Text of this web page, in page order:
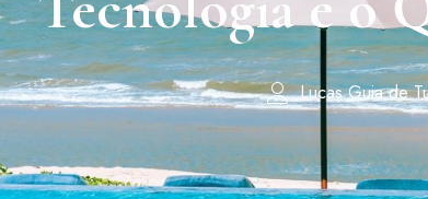
Lucas Guia de